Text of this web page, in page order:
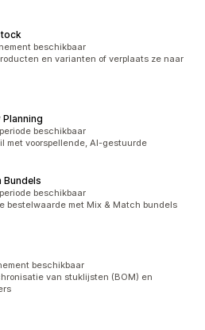
beschikbaar
en varianten of verplaats ze naar
beschikbaar
met voorspellende, AI-gestuurde
Bundels
beschikbaar
bestelwaarde met Mix & Match bundels
beschikbaar
van stuklijsten (BOM) en